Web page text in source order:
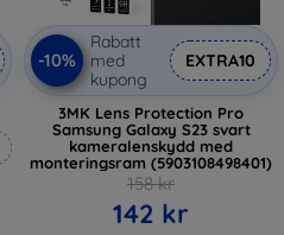
-10%
Rabatt
med
kupong
EXTRA10
3MK Lens Protection Pro
Samsung Galaxy S23 svart
kameralenskydd med
monteringsram (5903108498401)
158 kr
142 kr